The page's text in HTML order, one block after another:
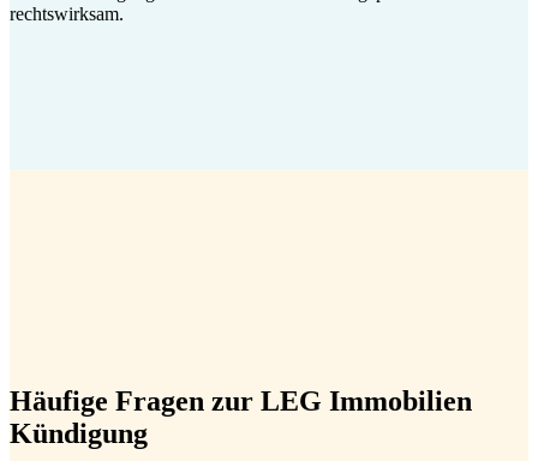
rechtswirksam.
Häufige Fragen zur LEG Immobilien
Kündigung